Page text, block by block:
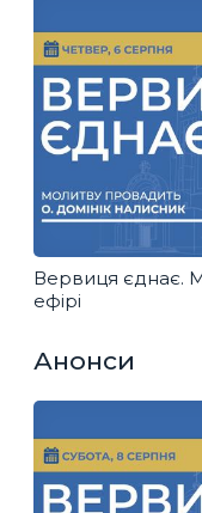
Вервиця єднає.
ефірі
Анонси